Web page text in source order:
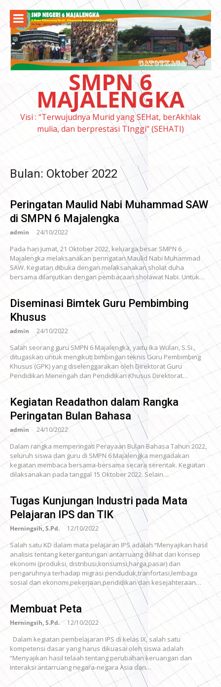
konten
SMPN 6
MAJALENGKA
Visi : “Terwujudnya Murid yang SEHat, berAkhlak
mulia, dan berprestasi TInggi" (SEHATI)
Bulan: Oktober 2022
Peringatan Maulid Nabi Muhammad SAW
di SMPN 6 Majalengka
admin 24/10/2022
Pada hari Jumat, 21 Oktober 2022, keluarga besar SMPN 6
Majalengka melaksanakan peringatan Maulid Nabi Muhammad
SAW. Kegiatan dibuka dengan melaksanakan sholat duha
bersama dilanjutkan dengan pembacaan sholawat Nabi. Untuk…
Diseminasi Bimtek Guru Pembimbing
Khusus
admin 24/10/2022
Salah seorang guru SMPN 6 Majalengka, yaitu Ika Wulan, S.Si.,
ditugaskan untuk mengikuti bimbingan teknis Guru Pembimbing
Khusus (GPK) yang diselenggarakan oleh Direktorat Guru
Pendidikan Menengah dan Pendidikan Khusus Direktorat…
Kegiatan Readathon dalam Rangka
Peringatan Bulan Bahasa
admin 24/10/2022
Dalam rangka memperingati Perayaan Bulan Bahasa Tahun 2022,
seluruh siswa dan guru di SMPN 6 Majalengka mengadakan
kegiatan membaca bersama-bersama secara serentak. Kegiatan
dilaksanakan pada tanggal 15 Oktober 2022. Selain…
Tugas Kunjungan Industri pada Mata
Pelajaran IPS dan TIK
Herningsih, S.Pd. 12/10/2022
Salah satu KD dalam mata pelajaran IPS adalah “Menyajikan hasil
analisis tentang ketergantungan antarruang dilihat dari konsep
ekonomi (produksi, distribusi,konsumsi,harga,pasar) dan
pengaruhnya terhadap migrasi penduduk,tranfortasi,lembaga
sosial dan ekonomi,pekerjaan,pendidikan dan kesejahteraan…
Membuat Peta
Herningsih, S.Pd. 12/10/2022
Dalam kegiatan pembelajaran IPS di kelas IX, salah satu
kompetensi dasar yang harus dikuasai oleh siswa adalah
“Menyajikan hasil telaah tentang perubahan keruangan dan
interaksi antarruang negara-negara Asia dan…